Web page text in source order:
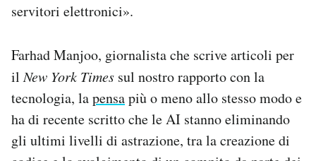
servitori elettronici».
Farhad Manjoo, giornalista che scrive articoli per
ilNew York Times sul nostro rapporto con la
tecnologia, lapensapiù o meno allo stesso modo e
ha di recente scritto che le AI stanno eliminando
gli ultimi livelli di astrazione, tra la creazione di